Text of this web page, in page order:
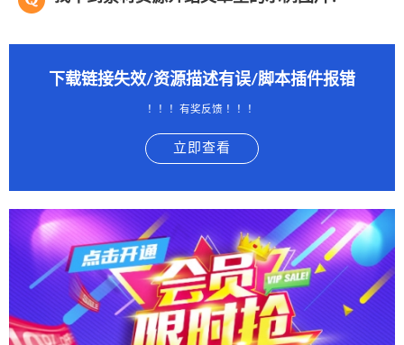
下载链接失效/资源描述有误/脚本插件报错
！！！有奖反馈 ！！！
立即查看